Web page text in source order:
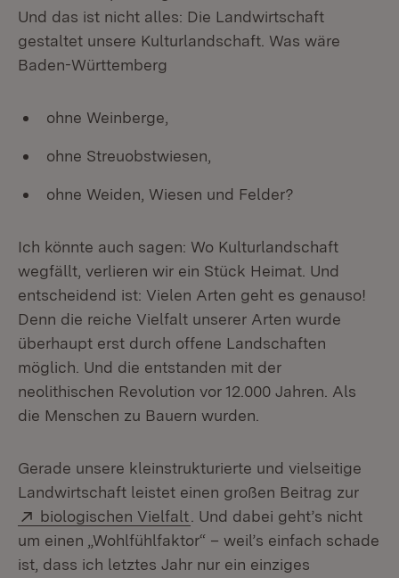
Und das ist nicht alles: Die Landwirtschaft
gestaltet unsere Kulturlandschaft. Was wäre
Baden-Württemberg
ohne Weinberge,
ohne Streuobstwiesen,
ohne Weiden, Wiesen und Felder?
Ich könnte auch sagen: Wo Kulturlandschaft
wegfällt, verlieren wir ein Stück Heimat. Und
entscheidend ist: Vielen Arten geht es genauso!
Denn die reiche Vielfalt unserer Arten wurde
überhaupt erst durch offene Landschaften
möglich. Und die entstanden mit der
neolithischen Revolution vor 12.000 Jahren. Als
die Menschen zu Bauern wurden.
Gerade unsere kleinstrukturierte und vielseitige
Landwirtschaft leistet einen großen Beitrag zur
Extern:
biologischen Vielfalt (Öffnet in neuem Fenster)
. Und dabei geht’s nicht
um einen „Wohlfühlfaktor“ – weil’s einfach schade
ist, dass ich letztes Jahr nur ein einziges